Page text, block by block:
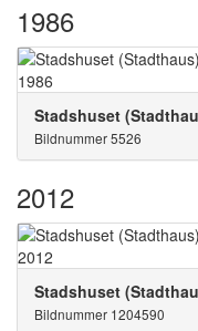
1986
Stadshuset
Bildnummer 5526
2012
Stadshuset
Bildnummer 1204590